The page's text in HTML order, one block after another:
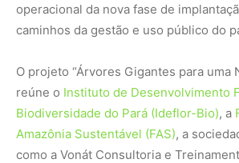
operacional da nova fase de
caminhos da gestão e uso público do
O projeto “Árvores Gigantes para uma
reúne o Instituto de Desenvolvimento
Biodiversidade do Pará (Ideflor-Bio), a
Amazônia Sustentável (FAS), a
como a Vonát Consultoria e